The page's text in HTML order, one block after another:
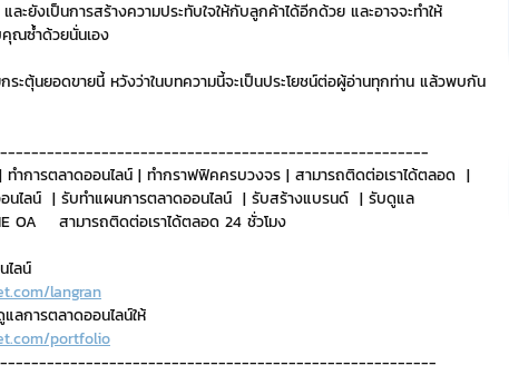
ยังเป็นการสร้างความประทับใจให้กับลูกค้าได้อีกด้วย และอาจจะทำให้
ณซ้ำด้วยนั่นเอง
กระตุ้นยอดขายนี้ หวังว่าในบทความนี้จะเป็นประโยชน์ต่อผู้อ่านทุกท่าน แล้วพบกัน
ทำการตลาดออนไลน์ | ทำกราฟฟิคครบวงจร | สามารถติดต่อเราได้ตลอด  |
นไลน์  | รับทำแผนการตลาดออนไลน์  | รับสร้างแบรนด์  | รับดูแล
OA    สามารถติดต่อเราได้ตลอด 24 ชั่วโมง
ไลน์
langran
ลการตลาดออนไลน์ให้
portfolio